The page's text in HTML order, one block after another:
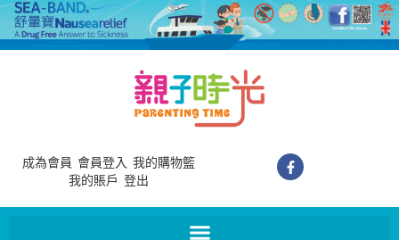
成為會員 會員登入 我的購物籃
我的賬戶 登出